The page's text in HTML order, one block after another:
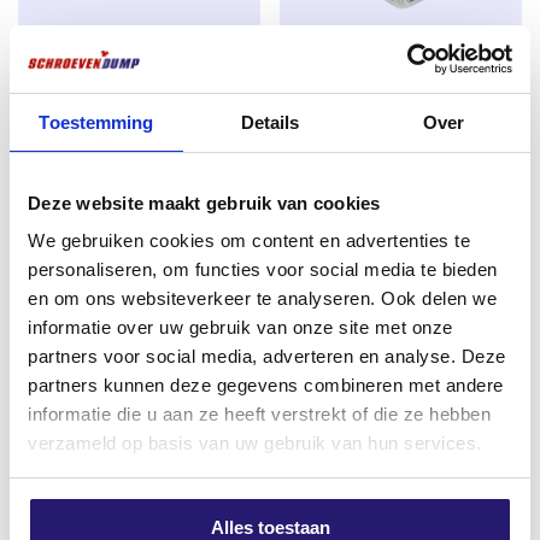
Toestemming Details Over
Deze website maakt gebruik van cookies
We gebruiken cookies om content en advertenties te
personaliseren, om functies voor social media te bieden
en om ons websiteverkeer te analyseren. Ook delen we
informatie over uw gebruik van onze site met onze
partners voor social media, adverteren en analyse. Deze
partners kunnen deze gegevens combineren met andere
informatie die u aan ze heeft verstrekt of die ze hebben
verzameld op basis van uw gebruik van hun services.
Alles toestaan
mit dem Holz auf kontrollierte Weise – ideal für
Anwendungen mit natürlicher Einwirkung oder
Technische Vorteile auf einen Blick:
flexibel
Vorgeschnitten:Verschrauben ohne Spalten –
Vorbohren in der Regel nicht erforderlich
Schaftrippen:weniger Druck auf Holz und
Schraube – längere Lebensdauer der Verbindung
Torx-Antrieb (TX):Besserer Halt am Werkzeug,
weniger Durchrutschen oder Verdrehen
Hinweis: Bei der Verarbeitung in Hartholz
empfehlen wir, mit einem Hartholzbohrer
, um beste Ergebnisse und ein
Handfeger
Advantage Eimer Decking
Schrauben Edelstahl 410 5.0 x
70/42 TX25 450 Stück
€35,42
excl. BTW:
Auf Lager